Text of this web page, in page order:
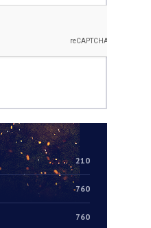
210
760
760